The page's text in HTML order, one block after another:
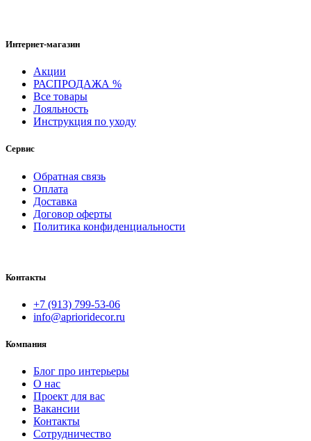
Интернет-магазин
Акции
РАСПРОДАЖА %
Все товары
Лояльность
Инструкция по уходу
Сервис
Обратная связь
Оплата
Доставка
Договор оферты
Политика конфиденциальности
Контакты
+7 (913) 799-53-06
info@aprioridecor.ru
Компания
Блог про интерьеры
О нас
Проект для вас
Вакансии
Контакты
Сотрудничество